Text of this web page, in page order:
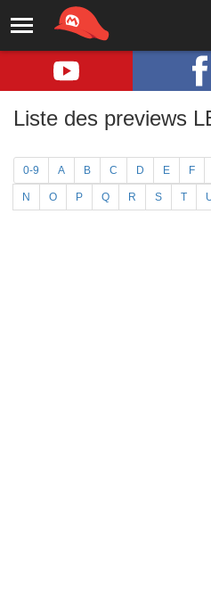
Liste des previews
0-9 A B C D E F
N O P Q R S T